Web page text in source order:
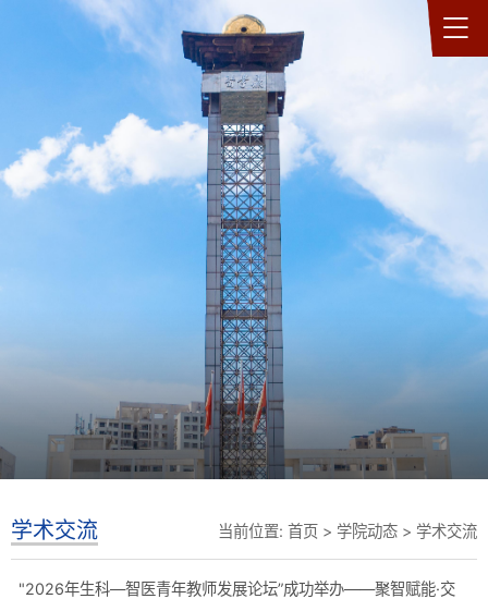
当前位置: 首页 > 学院动态 > 学术交流
学术交流
"2026年生科—智医青年教师发展论坛”成功举办——聚智赋能·交